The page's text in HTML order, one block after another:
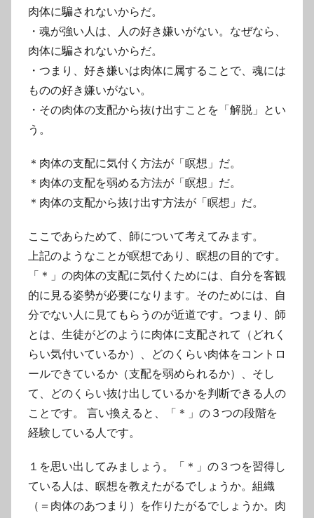
肉体に騙されないからだ。
・魂が強い人は、人の好き嫌いがない。なぜなら、
肉体に騙されないからだ。
・つまり、好き嫌いは肉体に属することで、魂には
ものの好き嫌いがない。
・その肉体の支配から抜け出すことを「解脱」とい
う。
＊肉体の支配に気付く方法が「瞑想」だ。
＊肉体の支配を弱める方法が「瞑想」だ。
＊肉体の支配から抜け出す方法が「瞑想」だ。
ここであらためて、師について考えてみます。
上記のようなことが瞑想であり、瞑想の目的です。
「＊」の肉体の支配に気付くためには、自分を客観
的に見る姿勢が必要になります。そのためには、自
分でない人に見てもらうのが近道です。つまり、師
とは、生徒がどのように肉体に支配されて（どれく
らい気付いているか）、どのくらい肉体をコントロ
ールできているか（支配を弱められるか）、そし
て、どのくらい抜け出しているかを判断できる人の
ことです。 言い換えると、「＊」の３つの段階を
経験している人です。
１を思い出してみましょう。「＊」の３つを習得し
ている人は、瞑想を教えたがるでしょうか。組織
（＝肉体のあつまり）を作りたがるでしょうか。肉